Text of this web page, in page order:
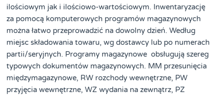
ilościowym jak i ilościowo-wartościowym. Inwentaryzację
za pomocą komputerowych programów magazynowych
można łatwo przeprowadzić na dowolny dzień. Według
miejsc składowania towaru, wg dostawcy lub po numerach
partii/seryjnych. Programy magazynowe obsługują szereg
typowych dokumentów magazynowych. MM przesunięcia
międzymagazynowe, RW rozchody wewnętrzne, PW
przyjęcia wewnętrzne, WZ wydania na zewnątrz, PZ